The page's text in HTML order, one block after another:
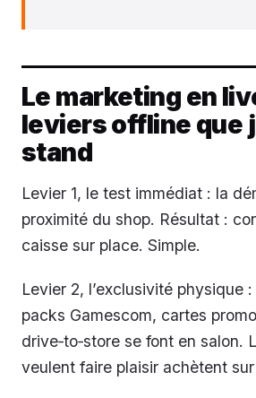
Le marketing en
leviers offline que
stand
Levier 1, le test immédiat : la
proximité du shop. Résultat :
caisse sur place. Simple.
Levier 2, l’exclusivité physique
packs Gamescom, cartes
drive‑to‑store se font en salon.
veulent faire plaisir achètent